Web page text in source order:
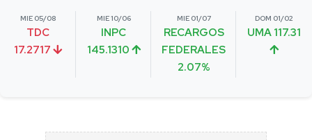
MIE 05/08
TDC
17.2717
MIE 10/06
INPC
145.1310
MIE 01/07
RECARGOS
FEDERALES
2.07%
DOM 01/02
UMA 117.31